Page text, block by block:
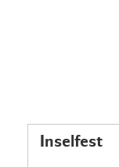
Inselfest